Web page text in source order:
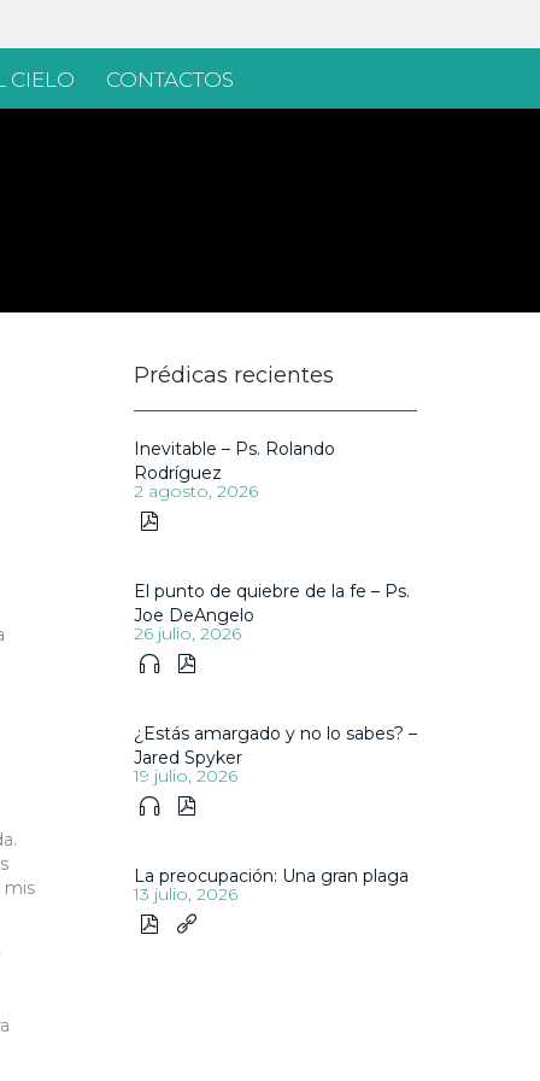
CIELO CONTACTOS
mis
Prédicas recientes
Inevitable – Ps. Rolando
Rodríguez
2 agosto, 2026

El punto de quiebre de la fe – Ps.
Joe DeAngelo
26 julio, 2026
 
¿Estás amargado y no lo sabes? –
Jared Spyker
19 julio, 2026
 
La preocupación: Una gran plaga
13 julio, 2026
 